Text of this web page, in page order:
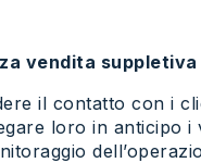
vendita suppletiva
il contatto con i
loro in anticipo